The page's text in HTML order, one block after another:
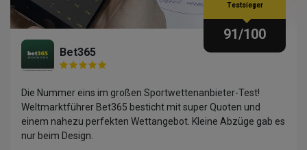
Bet365
Testsieger
91/100
Die Nummer eins im großen Sportwettenanbieter-Test!
Weltmarktführer Bet365 besticht mit super Quoten und
einem nahezu perfekten Wettangebot. Kleine Abzüge gab es
nur beim Design.